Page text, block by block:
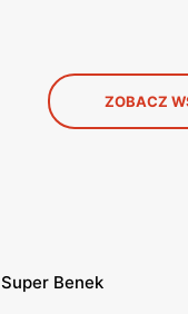
ZOBACZ
Super Benek